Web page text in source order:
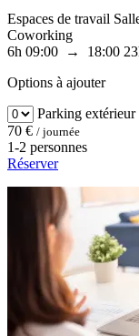
Espaces de travail
Coworking
6h 09:00 → 18:00
Options à ajouter
Parking extérieur
70 € / journée
1-2 personnes
Réserver